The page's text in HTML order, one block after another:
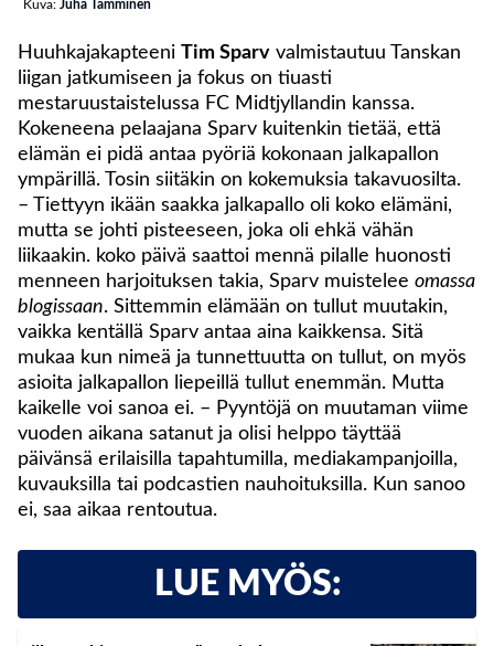
Kuva: Juha Tamminen
Huuhkajakapteeni Tim Sparv valmistautuu Tanskan
liigan jatkumiseen ja fokus on tiuasti
mestaruustaistelussa FC Midtjyllandin kanssa.
Kokeneena pelaajana Sparv kuitenkin tietää, että
elämän ei pidä antaa pyöriä kokonaan jalkapallon
ympärillä. Tosin siitäkin on kokemuksia takavuosilta.
– Tiettyyn ikään saakka jalkapallo oli koko elämäni,
mutta se johti pisteeseen, joka oli ehkä vähän
liikaakin. koko päivä saattoi mennä pilalle huonosti
menneen harjoituksen takia, Sparv muistelee omassa
blogissaan. Sittemmin elämään on tullut muutakin,
vaikka kentällä Sparv antaa aina kaikkensa. Sitä
mukaa kun nimeä ja tunnettuutta on tullut, on myös
asioita jalkapallon liepeillä tullut enemmän. Mutta
kaikelle voi sanoa ei. – Pyyntöjä on muutaman viime
vuoden aikana satanut ja olisi helppo täyttää
päivänsä erilaisilla tapahtumilla, mediakampanjoilla,
kuvauksilla tai podcastien nauhoituksilla. Kun sanoo
ei, saa aikaa rentoutua.
LUE MYÖS: